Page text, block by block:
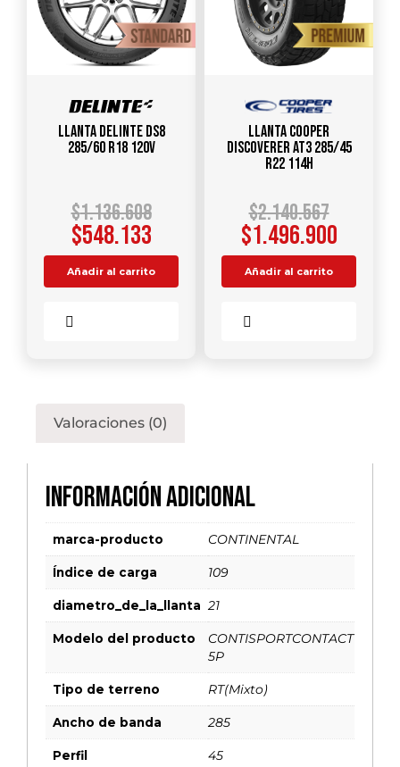
Llanta DELINTE DS8
285/60 R18 120V
$1.136.608
$548.133
Añadir al carrito
Llanta COOPER
DISCOVERER AT3 285/45
R22 114H
$2.140.567
$1.496.900
Añadir al carrito
Valoraciones (0)
Información adicional
marca-producto CONTINENTAL
Índice de carga 109
diametro_de_la_llanta 21
Modelo del producto
CONTISPORTCONTACT
5P
Tipo de terreno RT(Mixto)
Ancho de banda 285
Perfil 45